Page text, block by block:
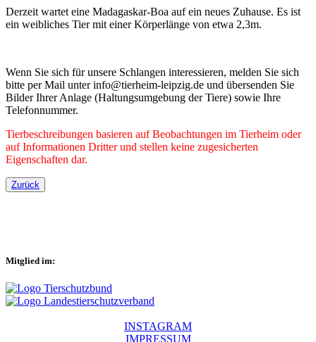
Derzeit wartet eine Madagaskar-Boa auf ein neues Zuhause. Es ist
ein weibliches Tier mit einer Körperlänge von etwa 2,3m.
Wenn Sie sich für unsere Schlangen interessieren, melden Sie sich
bitte per Mail unter info@tierheim-leipzig.de und übersenden Sie
Bilder Ihrer Anlage (Haltungsumgebung der Tiere) sowie Ihre
Telefonnummer.
Tierbeschreibungen basieren auf Beobachtungen im Tierheim oder
auf Informationen Dritter und stellen keine zugesicherten
Eigenschaften dar.
Zurück
Mitglied im:
INSTAGRAM
IMPRESSUM